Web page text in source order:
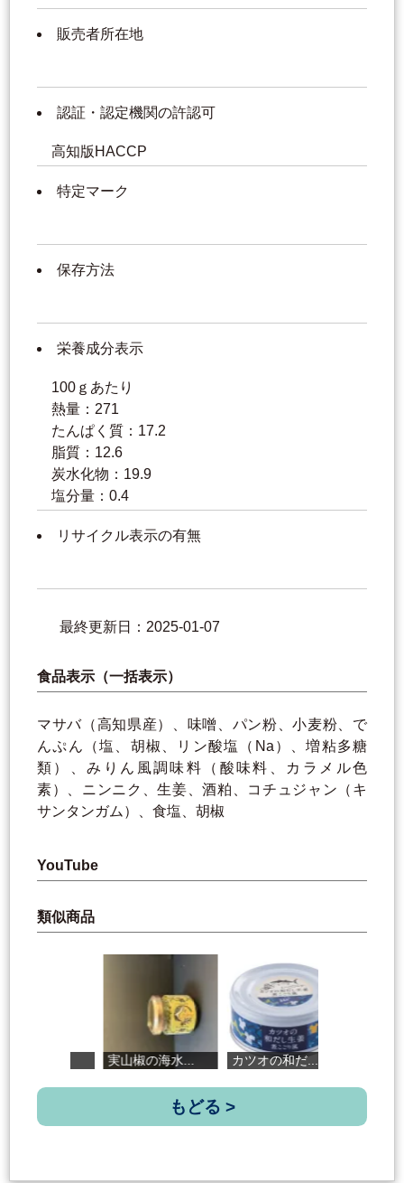
販売者所在地
認証・認定機関の許認可
高知版HACCP
特定マーク
保存方法
栄養成分表示
100ｇあたり
熱量：271
たんぱく質：17.2
脂質：12.6
炭水化物：19.9
塩分量：0.4
リサイクル表示の有無
最終更新日：2025-01-07
食品表示（一括表示）
マサバ（高知県産）、味噌、パン粉、小麦粉、で
んぷん（塩、胡椒、リン酸塩（Na）、増粘多糖
類）、みりん風調味料（酸味料、カラメル色
素）、ニンニク、生姜、酒粕、コチュジャン（キ
サンタンガム）、食塩、胡椒
YouTube
類似商品
実山椒の海水... カツオの和だ... こうちまき（...
もどる >